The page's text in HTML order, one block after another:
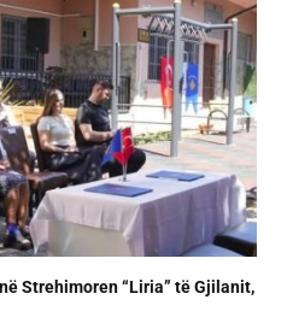
Strehimoren “Liria” të Gjilanit,